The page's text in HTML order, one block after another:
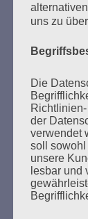
SUCHEN
NACH:
uns zu
Die
der
verwendet
soll sowohl
unsere
lesbar und